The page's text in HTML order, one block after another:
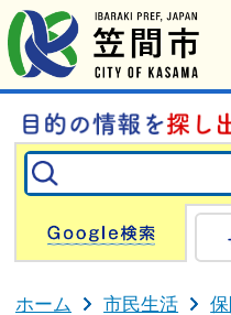
ホーム 市民生活